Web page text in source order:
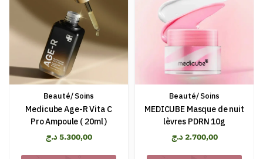
Beauté/ Soins
Medicube Age-R Vita C
Pro Ampoule ( 20ml )
5.300,00د.ج
Beauté/ Soins
MEDICUBE Masque de nuit
lèvres PDRN 10g
2.700,00 د.ج